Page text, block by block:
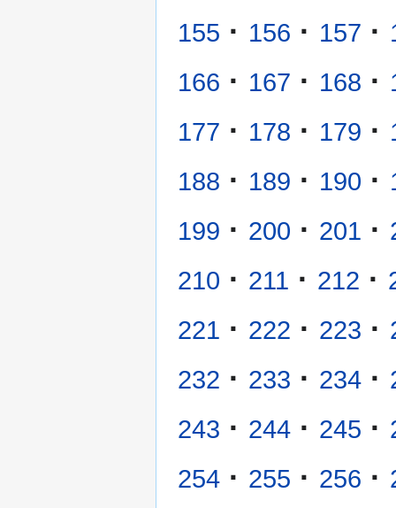
155 · 156 · 157 ·
166 · 167 · 168 ·
177 · 178 · 179 ·
188 · 189 · 190 ·
199 · 200 · 201 ·
210 · 211 · 212 ·
221 · 222 · 223 ·
232 · 233 · 234 ·
243 · 244 · 245 ·
254 · 255 · 256 ·